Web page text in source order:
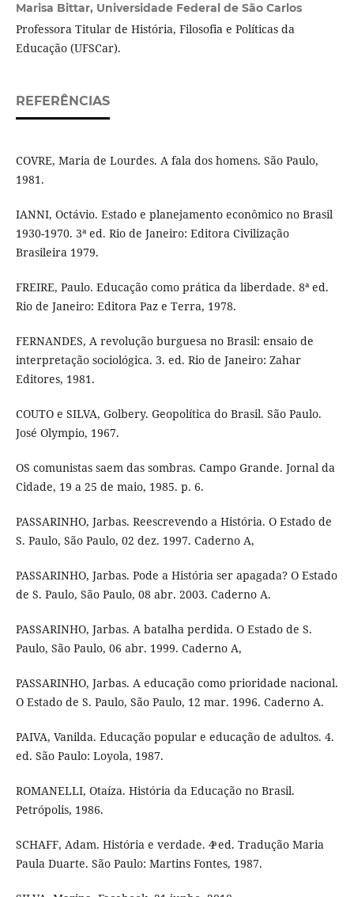
Marisa Bittar, Universidade Federal de São Carlos
Professora Titular de História, Filosofia e Políticas da
Educação (UFSCar).
REFERÊNCIAS
COVRE, Maria de Lourdes. A fala dos homens. São Paulo,
1981.
IANNI, Octávio. Estado e planejamento econômico no Brasil
1930-1970. 3ª ed. Rio de Janeiro: Editora Civilização
Brasileira 1979.
FREIRE, Paulo. Educação como prática da liberdade. 8ª ed.
Rio de Janeiro: Editora Paz e Terra, 1978.
FERNANDES, A revolução burguesa no Brasil: ensaio de
interpretação sociológica. 3. ed. Rio de Janeiro: Zahar
Editores, 1981.
COUTO e SILVA, Golbery. Geopolítica do Brasil. São Paulo.
José Olympio, 1967.
OS comunistas saem das sombras. Campo Grande. Jornal da
Cidade, 19 a 25 de maio, 1985. p. 6.
PASSARINHO, Jarbas. Reescrevendo a História. O Estado de
S. Paulo, São Paulo, 02 dez. 1997. Caderno A,
PASSARINHO, Jarbas. Pode a História ser apagada? O Estado
de S. Paulo, São Paulo, 08 abr. 2003. Caderno A.
PASSARINHO, Jarbas. A batalha perdida. O Estado de S.
Paulo, São Paulo, 06 abr. 1999. Caderno A,
PASSARINHO, Jarbas. A educação como prioridade nacional.
O Estado de S. Paulo, São Paulo, 12 mar. 1996. Caderno A.
PAIVA, Vanilda. Educação popular e educação de adultos. 4.
ed. São Paulo: Loyola, 1987.
ROMANELLI, Otaíza. História da Educação no Brasil.
Petrópolis, 1986.
SCHAFF, Adam. História e verdade. 4ͣ ed. Tradução Maria
Paula Duarte. São Paulo: Martins Fontes, 1987.